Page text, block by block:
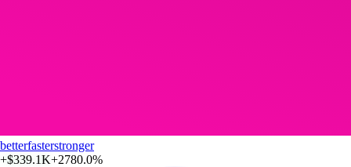
betterfasterstronger
+$339.1K+2780.0%